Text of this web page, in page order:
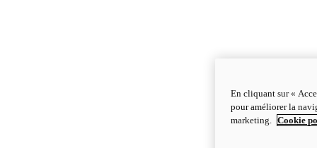
En cliquant sur «
pour améliorer la
marketing.
Cookie